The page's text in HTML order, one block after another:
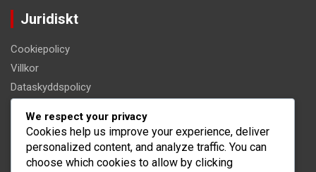
Juridiskt
Cookiepolicy
Villkor
Dataskyddspolicy
Kontakt
Kategorier
We respect your privacy
Cookies help us improve your experience, deliver
personalized content, and analyze traffic. You can
choose which cookies to allow by clicking